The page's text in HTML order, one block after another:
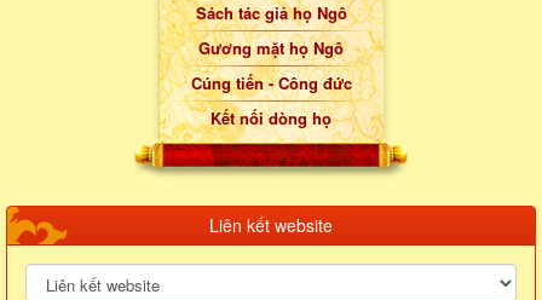
Sách tác giả họ Ngô
Gương mặt họ Ngô
Cúng tiến - Công đức
Kết nối dòng họ
Liên kết website